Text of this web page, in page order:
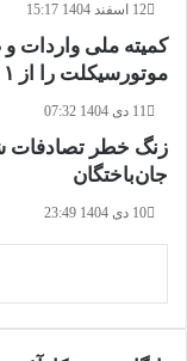
12 اسفند 1404 15:17
کمیته ملی واردات
موتورسیکلت را از ۱ آوریل ۲۰۲۶ ممنوع کرد
11 دی 1404 07:32
زنگ خطر تصادفات
جان‌باختگان
10 دی 1404 23:49